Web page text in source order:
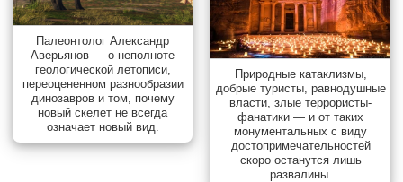
Палеонтолог Александр
Аверьянов — о неполноте
геологической летописи,
переоцененном разнообразии
динозавров и том, почему
новый скелет не всегда
означает новый вид.
Природные катаклизмы,
добрые туристы, равнодушные
власти, злые террористы-
фанатики — и от таких
монументальных с виду
достопримечательностей
скоро останутся лишь
развалины.